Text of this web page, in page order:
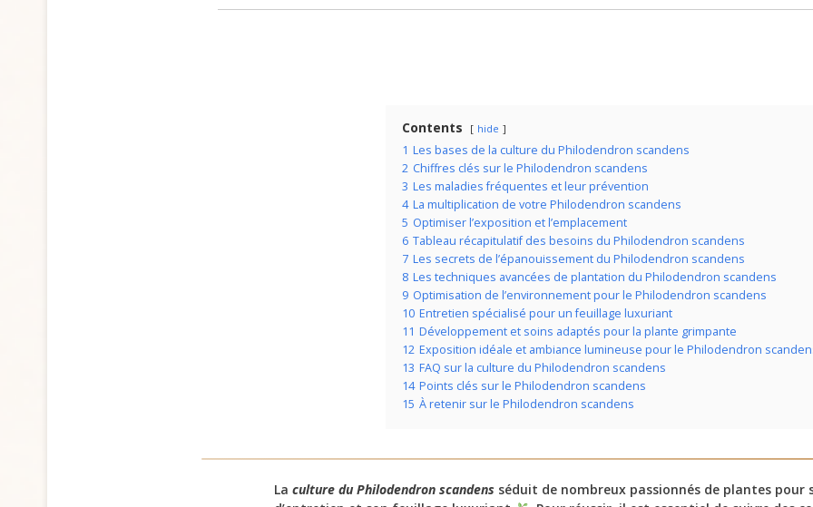
Contents hide
1 Les bases de la culture du Philodendron scandens
2 Chiffres clés sur le Philodendron scandens
3 Les maladies fréquentes et leur prévention
4 La multiplication de votre Philodendron scandens
5 Optimiser l’exposition et l’emplacement
6 Tableau récapitulatif des besoins du Philodendron scandens
7 Les secrets de l’épanouissement du Philodendron scandens
8 Les techniques avancées de plantation du Philodendron scandens
9 Optimisation de l’environnement pour le Philodendron scandens
10 Entretien spécialisé pour un feuillage luxuriant
11 Développement et soins adaptés pour la plante grimpante
12 Exposition idéale et ambiance lumineuse pour le Philodendron
13 FAQ sur la culture du Philodendron scandens
14 Points clés sur le Philodendron scandens
15 À retenir sur le Philodendron scandens
La culture du Philodendron scandens séduit de nombreux passionnés de plantes pour